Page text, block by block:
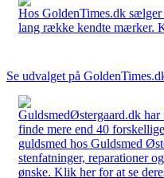
Hos GoldenTimes.dk
lang række kendte mærker.
Se udvalget på
GuldsmedØstergaard.dk
finde mere end 40
guldsmed hos Guldsmed
stenfatninger, reparationer
ønske. Klik her for at se